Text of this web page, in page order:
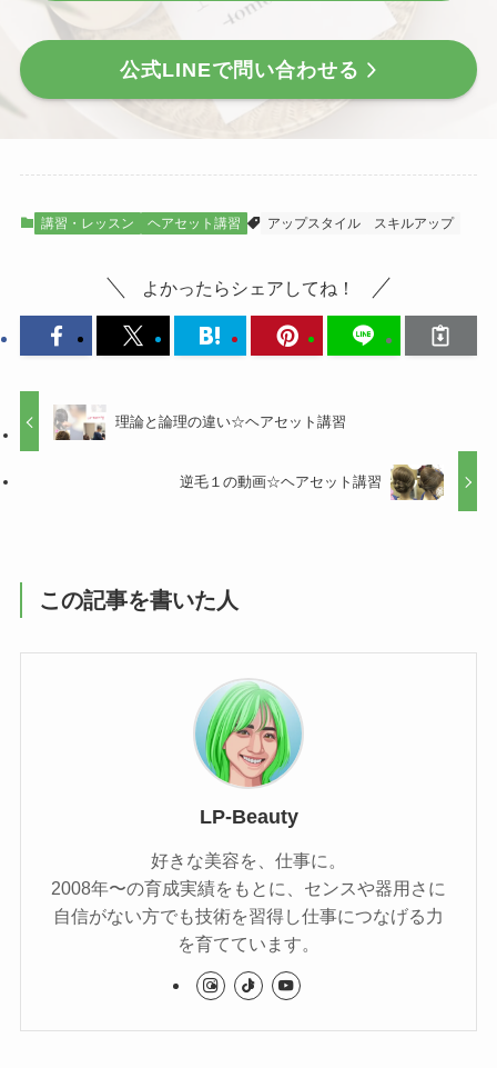
公式LINEで問い合わせる
講習・レッスン ヘアセット講習 アップスタイル スキルアップ
よかったらシェアしてね！
理論と論理の違い☆ヘアセット講習
逆毛１の動画☆ヘアセット講習
この記事を書いた人
LP-Beauty
好きな美容を、仕事に。
2008年〜の育成実績をもとに、センスや器用さに
自信がない方でも技術を習得し仕事につなげる力
を育てています。